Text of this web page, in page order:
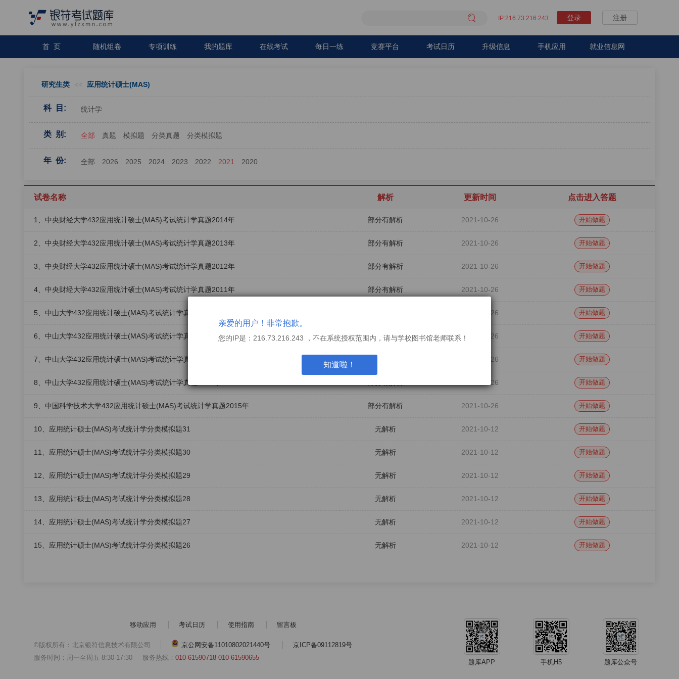
IP:216.73.216.243 登录 注册

首 页 随机组卷 专项训练 我的题库 在线考试 每日一练 竞赛平台 考试日历 升级信息 手机应用 就业信息网
亲爱的用户！非常抱歉。
您的IP是：216.73.216.243 ，不在系统授权范围内，请与学校图书馆老师联系！
知道啦！
研究生类 << 应用统计硕士(MAS)
科 目: 统计学
类 别: 全部 真题 模拟题 分类真题 分类模拟题
年 份: 全部 2026 2025 2024 2023 2022 2021 2020
试卷名称 解析 更新时间 点击进入答题
1、中央财经大学432应用统计硕士(MAS)考试统计学真题2014年 部分有解析 2021-10-26 开始做题
2、中央财经大学432应用统计硕士(MAS)考试统计学真题2013年 部分有解析 2021-10-26 开始做题
3、中央财经大学432应用统计硕士(MAS)考试统计学真题2012年 部分有解析 2021-10-26 开始做题
4、中央财经大学432应用统计硕士(MAS)考试统计学真题2011年 部分有解析 2021-10-26 开始做题
5、中山大学432应用统计硕士(MAS)考试统计学真题2016年 2021-10-26 开始做题
6、中山大学432应用统计硕士(MAS)考试统计学真题2015年 部分有解析 2021-10-26 开始做题
7、中山大学432应用统计硕士(MAS)考试统计学真题2014年 2021-10-26 开始做题
8、中山大学432应用统计硕士(MAS)考试统计学真题2013年 2021-10-26 开始做题
9、中国科学技术大学432应用统计硕士(MAS)考试统计学真题2015年 部分有解析 2021-10-26 开始做题
10、应用统计硕士(MAS)考试统计学分类模拟题31 无解析 2021-10-12 开始做题
11、应用统计硕士(MAS)考试统计学分类模拟题30 无解析 2021-10-12 开始做题
12、应用统计硕士(MAS)考试统计学分类模拟题29 无解析 2021-10-12 开始做题
13、应用统计硕士(MAS)考试统计学分类模拟题28 无解析 2021-10-12 开始做题
14、应用统计硕士(MAS)考试统计学分类模拟题27 无解析 2021-10-12 开始做题
15、应用统计硕士(MAS)考试统计学分类模拟题26 无解析 2021-10-12 开始做题
移动应用 考试日历 使用指南 留言板
©版权所有：北京银符信息技术有限公司 京公网安备11010802021440号
京ICP备09112819号
服务时间：周一至周五 8:30-17:30 服务热线： 010-61590718 010-61590655
题库APP 手机H5 题库公众号